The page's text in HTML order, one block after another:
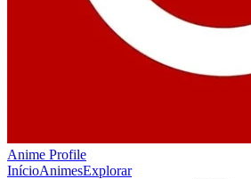
Anime Profile
InícioAnimesExplorar